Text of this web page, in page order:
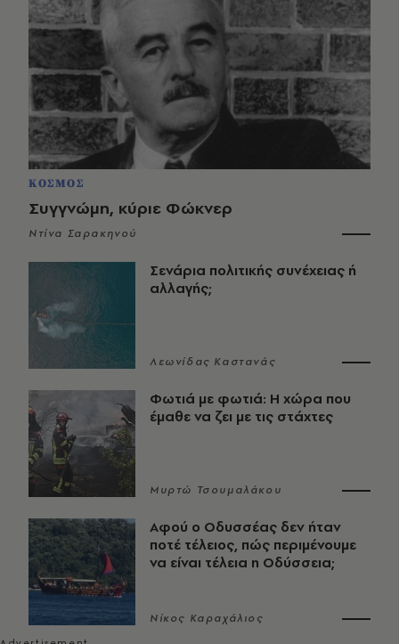
ΚΟΣΜΟΣ
Συγγνώμη, κύριε Φώκνερ
Ντίνα Σαρακηνού
Σενάρια πολιτικής συνέχειας ή
αλλαγής;
Λεωνίδας Καστανάς
Φωτιά με φωτιά: Η χώρα που
έμαθε να ζει με τις στάχτες
Μυρτώ Τσουμαλάκου
Αφού ο Οδυσσέας δεν ήταν
ποτέ τέλειος, πώς περιμένουμε
να είναι τέλεια η Οδύσσεια;
Νίκος Καραχάλιος